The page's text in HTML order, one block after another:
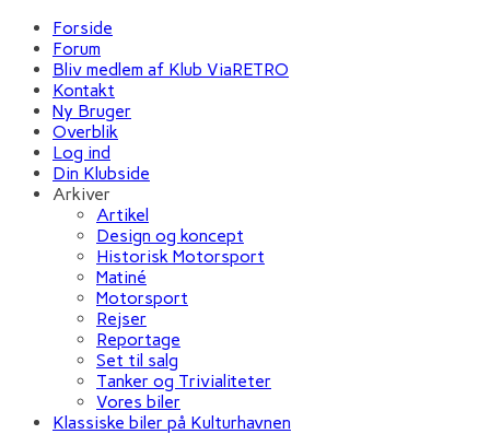
Forside
Forum
Bliv medlem af Klub ViaRETRO
Kontakt
Ny Bruger
Overblik
Log ind
Din Klubside
Arkiver
Artikel
Design og koncept
Historisk Motorsport
Matiné
Motorsport
Rejser
Reportage
Set til salg
Tanker og Trivialiteter
Vores biler
Klassiske biler på Kulturhavnen